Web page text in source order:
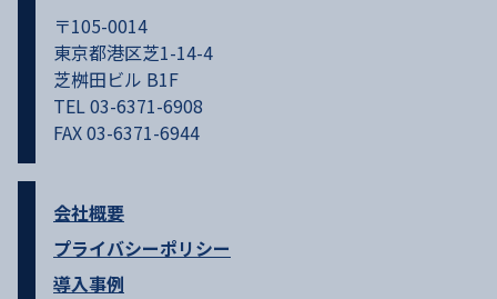
〒105-0014
東京都港区芝1-14-4
芝桝田ビル B1F
TEL 03-6371-6908
FAX 03-6371-6944
会社概要
プライバシーポリシー
導入事例